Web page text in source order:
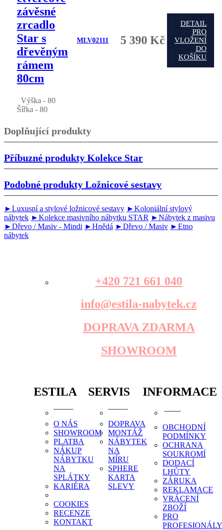
závěsné
zrcadlo
Star s
dřevěným
rámem
80cm
Výška - 80
Šířka - 80
MLV02111 5 390 Kč
DETAIL
PRO
VLOŽENÍ
DO
KOŠÍKU
Doplňující produkty
Příbuzné produkty Kolekce Star
Podobné produkty Ložnicové sestavy
►Luxusní a stylové ložnicové sestavy ►Koloniální stylový
nábytek ►Kolekce masivního nábytku STAR ►Nábytek z masivu
►Dřevo / Masiv - Mindi ►Hnědá ►Dřevo / Masiv ►Etno
nábytek
+420 721 661 040
info@estila-nabytek.cz
DOPRAVA ZDARMA
SHOWROOM
ESTILA
O NÁS
SHOWROOM
PLATBA
NÁKUP
NÁBYTKU
NA
SPLÁTKY
KARIÉRA
COOKIES
RECENZE
KONTAKT
SERVIS
DOPRAVA
MONTÁŽ
NÁBYTEK
NA
MÍRU
SPHERE
KARTA
SLEVY
INFORMACE
OBCHODNÍ
PODMÍNKY
OCHRANA
SOUKROMÍ
DODACÍ
LHŮTY
ZÁRUKA
REKLAMACE
VRÁCENÍ
ZBOŽÍ
PRO